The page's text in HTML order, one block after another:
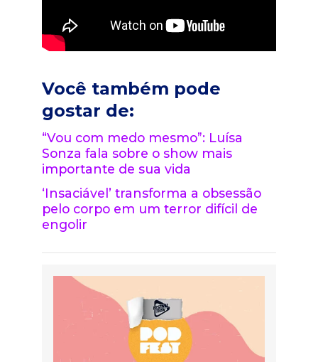
Você também pode
gostar de:
“Vou com medo mesmo”: Luísa
Sonza fala sobre o show mais
importante de sua vida
‘Insaciável’ transforma a obsessão
pelo corpo em um terror difícil de
engolir